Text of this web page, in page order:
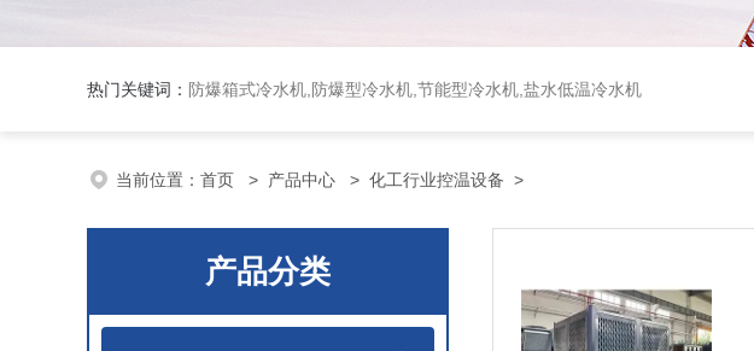
热门关键词： 防爆箱式冷水机,防爆型冷水机,节能型冷水机,盐水低温冷水机
当前位置： 首页 > 产品中心 > 化工行业控温设备 >
产品分类